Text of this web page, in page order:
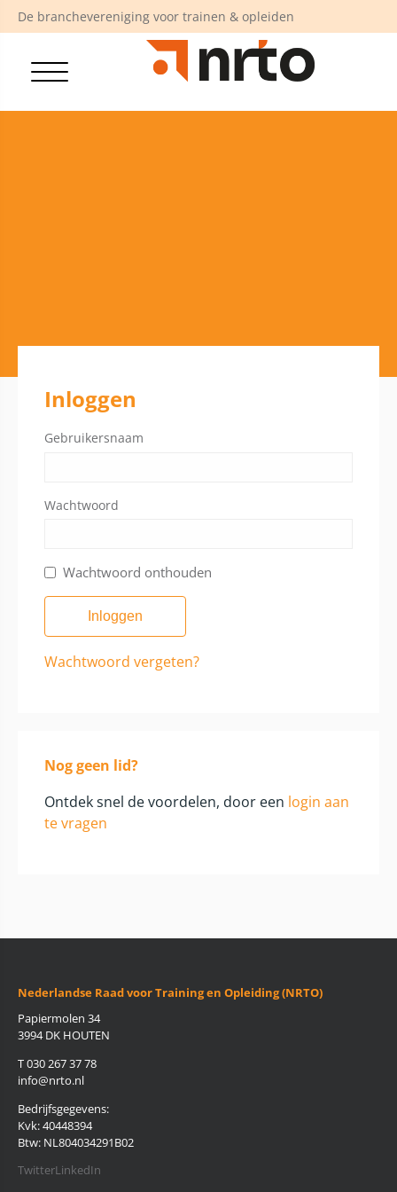
De branchevereniging voor trainen & opleiden
Inloggen
Gebruikersnaam
Wachtwoord
Wachtwoord onthouden
Wachtwoord vergeten?
Nog geen lid?
Ontdek snel de voordelen, door een login aan
te vragen
Nederlandse Raad voor Training en Opleiding (NRTO)
Papiermolen 34
3994 DK HOUTEN
T 030 267 37 78
info@nrto.nl
Bedrijfsgegevens:
Kvk: 40448394
Btw: NL804034291B02
TwitterLinkedIn